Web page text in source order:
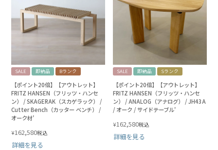
SALE 即納品 Bランク
【ポイント20倍】【アウトレット】
FRITZ HANSEN（フリッツ・ハンセ
ン） / SKAGERAK（スカゲラック） /
Cutter Bench（カッター ベンチ） /
オーク材'
¥162,580税込
詳細を見る
SALE 即納品 Sランク
【ポイント20倍】【アウトレット】
FRITZ HANSEN（フリッツ・ハンセ
ン） / ANALOG（アナログ） / JH43A
/ オーク / サイドテーブル'
¥162,580税込
詳細を見る